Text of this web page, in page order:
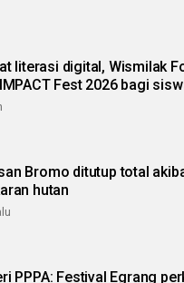
literasi digital, Wismilak
Fest 2026 bagi
Bromo ditutup total
hutan
PPPA: Festival Egrang